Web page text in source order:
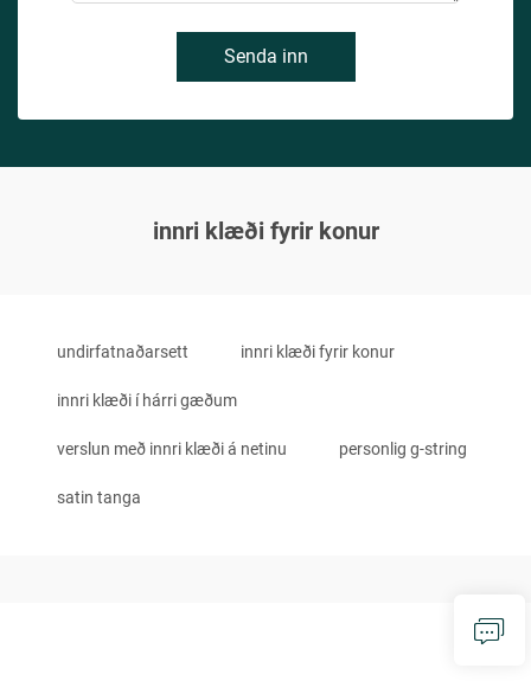
Senda inn
innri klæði fyrir konur
undirfatnaðarsett innri klæði fyrir konur
innri klæði í hárri gæðum
verslun með innri klæði á netinu personlig g-string
satin tanga